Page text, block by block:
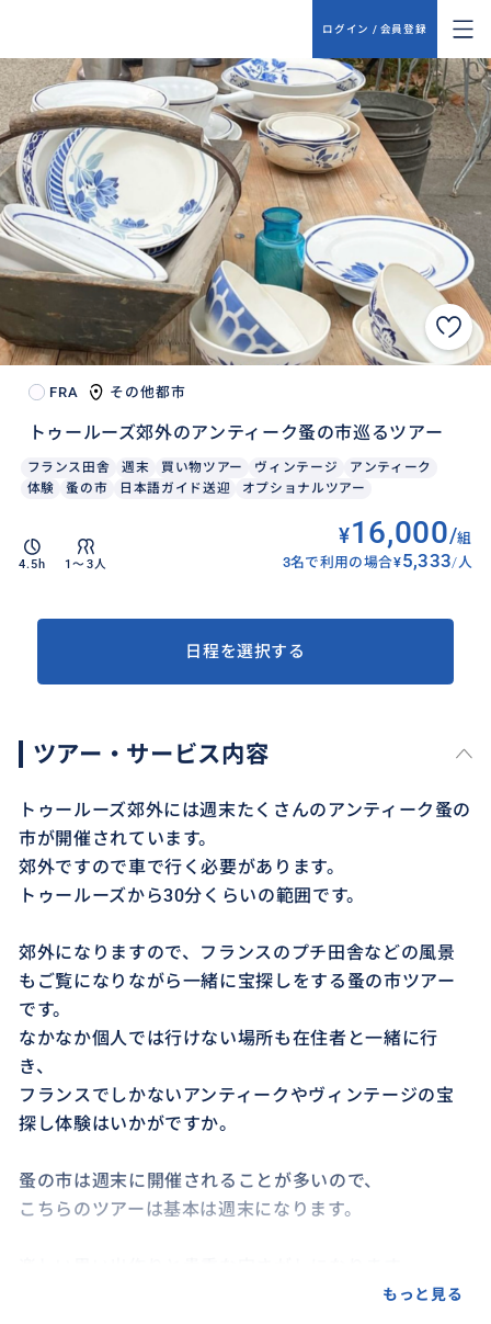
ログイン / 会員登録
FRA その他都市
トゥールーズ郊外のアンティーク蚤の市巡るツアー
フランス田舎 週末 買い物ツアー ヴィンテージ
アンティーク
体験
蚤の市 日本語ガイド送迎 オプショナルツアー
4.5h 1〜3人
¥16,000/組
3名で利用の場合¥5,333/人
日程を選択する
ツアー・サービス内容
トゥールーズ郊外には週末たくさんのアンティーク蚤の
市が開催されています。
郊外ですので車で行く必要があります。
トゥールーズから30分くらいの範囲です。
郊外になりますので、フランスのプチ田舎などの風景
もご覧になりながら一緒に宝探しをする蚤の市ツアー
です。
なかなか個人では行けない場所も在住者と一緒に行
き、
フランスでしかないアンティークやヴィンテージの宝
探し体験はいかがですか。
蚤の市は週末に開催されることが多いので、
こちらのツアーは基本は週末になります。
もっと見る